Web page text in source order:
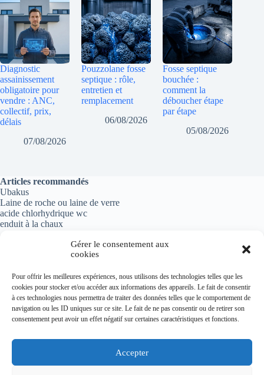
Gérer le consentement aux
cookies
Pour offrir les meilleures expériences, nous utilisons des technologies telles que les
cookies pour stocker et/ou accéder aux informations des appareils. Le fait de consentir
à ces technologies nous permettra de traiter des données telles que le comportement de
navigation ou les ID uniques sur ce site. Le fait de ne pas consentir ou de retirer son
consentement peut avoir un effet négatif sur certaines caractéristiques et fonctions.
Accepter
Diagnostic
assainissement
obligatoire pour
vendre : ANC,
collectif, prix,
délais
07/08/2026
Pouzzolane fosse
septique : rôle,
entretien et
remplacement
06/08/2026
Fosse septique
bouchée :
comment la
déboucher étape
par étape
05/08/2026
Articles recommandés
Ubakus
Laine de roche ou laine de verre
acide chlorhydrique wc
enduit à la chaux
Politique de confidentialité
Mentions légales
Plan du site
Contact